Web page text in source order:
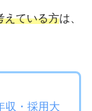
えている方は、
収・採用大